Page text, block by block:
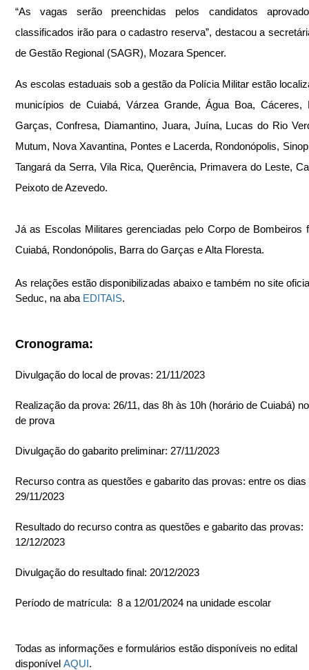
“As vagas serão preenchidas pelos candidatos
classificados irão para o cadastro reserva”, destacou a
de Gestão Regional (SAGR), Mozara Spencer.
As escolas estaduais sob a gestão da Polícia Militar estão
municípios de Cuiabá, Várzea Grande, Água Boa, Cáceres,
Garças, Confresa, Diamantino, Juara, Juína, Lucas do Rio
Mutum, Nova Xavantina, Pontes e Lacerda, Rondonópolis,
Tangará da Serra, Vila Rica, Querência, Primavera do Leste,
Peixoto de Azevedo.
Já as Escolas Militares gerenciadas pelo Corpo de Bombeiros
Cuiabá, Rondonópolis, Barra do Garças e Alta Floresta.
As relações estão disponibilizadas abaixo e também no site
Seduc, na aba EDITAIS.
Cronograma:
Divulgação do local de provas: 21/11/2023
Realização da prova: 26/11, das 8h às 10h (horário de Cuiabá)
de prova
Divulgação do gabarito preliminar: 27/11/2023
Recurso contra as questões e gabarito das provas: entre os
29/11/2023
Resultado do recurso contra as questões e gabarito das provas:
12/12/2023
Divulgação do resultado final: 20/12/2023
Período de matrícula:  8 a 12/01/2024 na unidade escolar
Todas as informações e formulários estão disponíveis no edital
disponível AQUI.